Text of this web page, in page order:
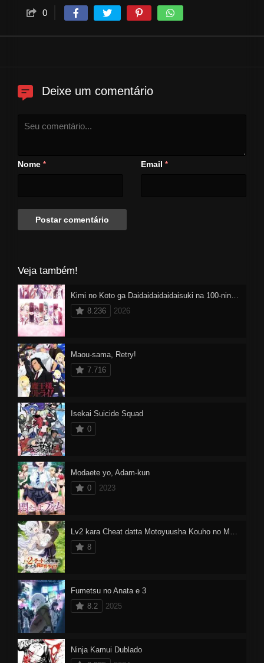
sonhou, ele embarca em uma
aventura épica – com toda a sua
0
Deixe um comentário
Nome * Email *
Veja também!
8.236
2026
Maou-sama, Retry!
7.716
Isekai Suicide Squad
0
Modaete yo, Adam-kun
0
2023
8
Fumetsu no Anata e 3
8.2
2025
Ninja Kamui Dublado